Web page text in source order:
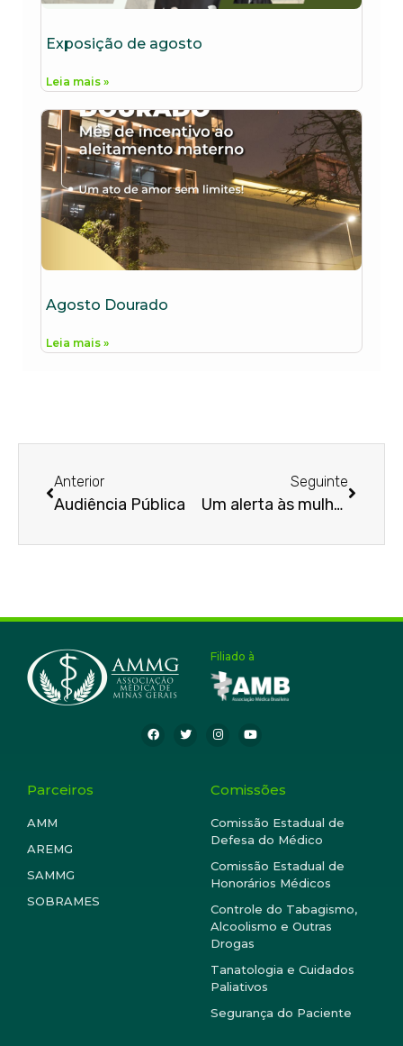
Exposição de agosto
Leia mais »
Agosto Dourado
Leia mais »
Anterior
Audiência Pública
Seguinte
Um alerta às mulheres
Filiado à
Parceiros
AMM
AREMG
SAMMG
SOBRAMES
Comissões
Comissão Estadual de
Defesa do Médico
Comissão Estadual de
Honorários Médicos
Controle do Tabagismo,
Alcoolismo e Outras
Drogas
Tanatologia e Cuidados
Paliativos
Segurança do Paciente